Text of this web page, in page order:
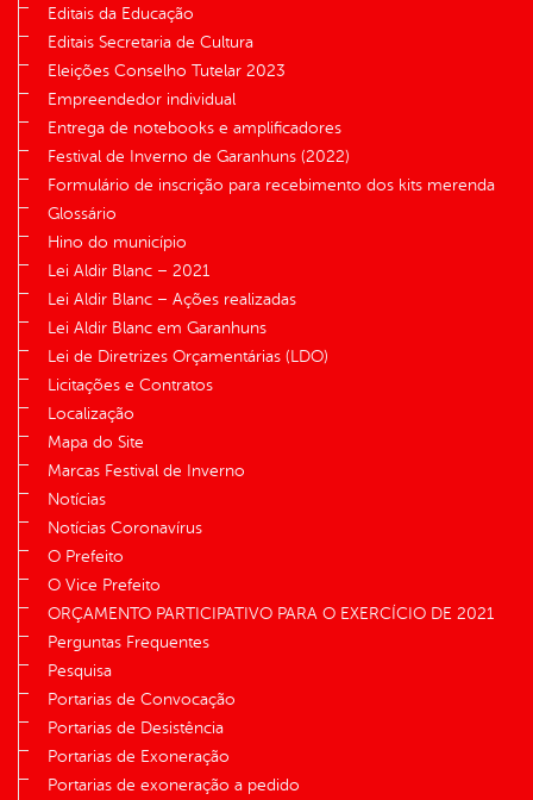
Editais da Educação
Editais Secretaria de Cultura
Eleições Conselho Tutelar 2023
Empreendedor individual
Entrega de notebooks e amplificadores
Festival de Inverno de Garanhuns (2022)
Formulário de inscrição para recebimento dos kits merenda
Glossário
Hino do município
Lei Aldir Blanc – 2021
Lei Aldir Blanc – Ações realizadas
Lei Aldir Blanc em Garanhuns
Lei de Diretrizes Orçamentárias (LDO)
Licitações e Contratos
Localização
Mapa do Site
Marcas Festival de Inverno
Notícias
Notícias Coronavírus
O Prefeito
O Vice Prefeito
ORÇAMENTO PARTICIPATIVO PARA O EXERCÍCIO DE 2021
Perguntas Frequentes
Pesquisa
Portarias de Convocação
Portarias de Desistência
Portarias de Exoneração
Portarias de exoneração a pedido